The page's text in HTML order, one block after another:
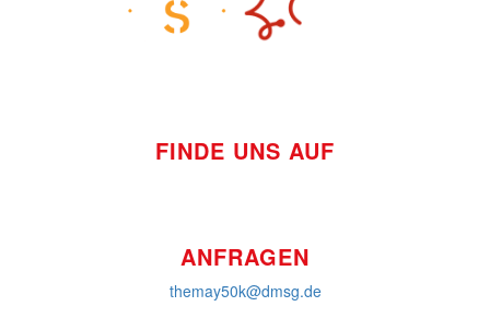
FINDE UNS AUF
ANFRAGEN
themay50k@dmsg.de